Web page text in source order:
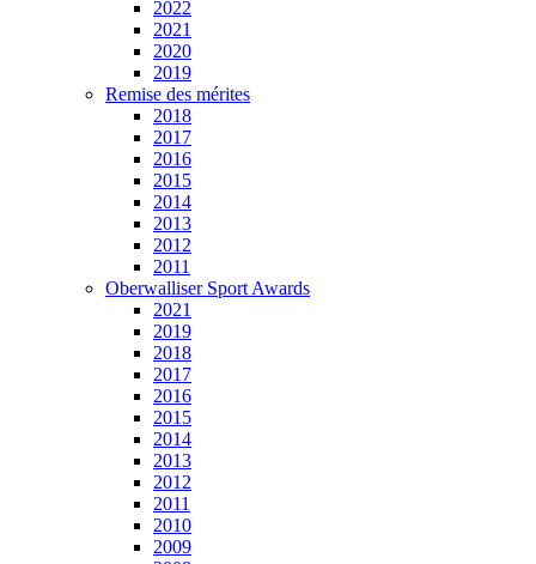
2022
2021
2020
2019
Remise des mérites
2018
2017
2016
2015
2014
2013
2012
2011
Oberwalliser Sport Awards
2021
2019
2018
2017
2016
2015
2014
2013
2012
2011
2010
2009